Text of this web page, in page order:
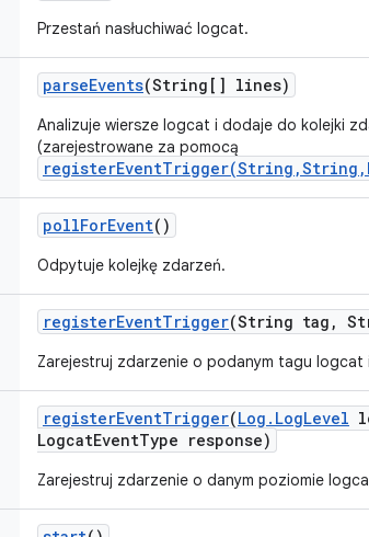
Przestań nasłuchiwać logcat.
parseEvents(String[] lines)
Analizuje wiersze logcat i dodaje do kolejki
(zarejestrowane za pomocą
pollForEvent()
Odpytuje kolejkę zdarzeń.
registerEventTrigger(String tag ,
Zarejestruj zdarzenie o podanym tagu
registerEventTrigger(Log . LogLevel
LogcatEventType response)
Zarejestruj zdarzenie o danym poziomie